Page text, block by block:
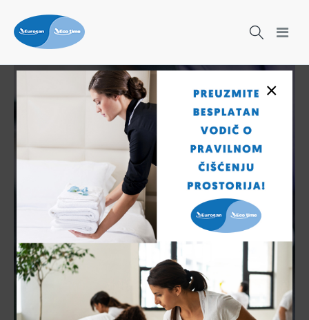
×
Čišćenje nikad nije bilo lakše!